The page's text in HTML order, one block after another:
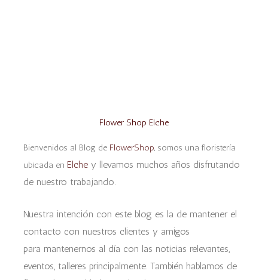
Flower Shop Elche
Bienvenidos al Blog de FlowerShop, somos una floristería
ubicada en Elche y llevamos muchos años disfrutando
de nuestro trabajando.
Nuestra intención con este blog es la de mantener el
contacto con nuestros clientes y amigos
para mantenernos al día con las noticias relevantes,
eventos, talleres principalmente. También hablamos de